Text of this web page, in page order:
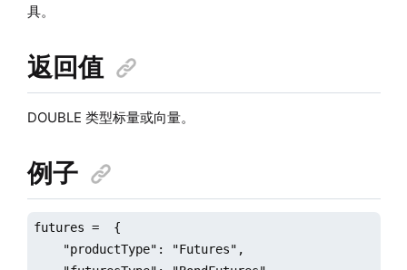
具。
返回值
DOUBLE 类型标量或向量。
例子
futures =  {
    "productType": "Futures",